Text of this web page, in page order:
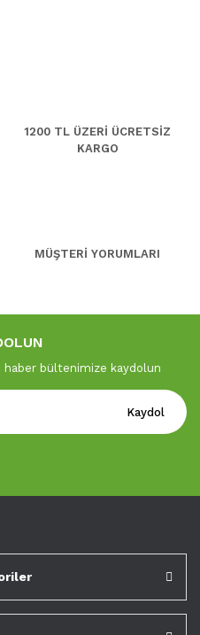
1200 TL ÜZERİ ÜCRETSİZ
KARGO
MÜŞTERİ YORUMLARI
haber bültenimize kaydolun
Kaydol